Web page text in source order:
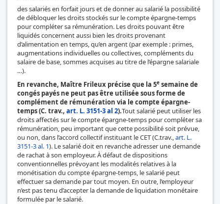
des salariés en forfait jours et de donner au salarié la possibilité
de débloquer les droits stockés sur le compte épargne-temps
pour compléter sa rémunération. Les droits pouvant être
liquidés concernent aussi bien les droits provenant
d’alimentation en temps, qu’en argent (par exemple : primes,
augmentations individuelles ou collectives, compléments du
salaire de base, sommes acquises au titre de l’épargne salariale
…).
En revanche, Maître Frileux précise que la 5e semaine de
congés payés ne peut pas être utilisée sous forme de
complément de rémunération via le compte épargne-
temps (C. trav., art. L. 3151-3 al 2).Tout salarié peut utiliser les
droits affectés sur le compte épargne-temps pour compléter sa
rémunération, peu important que cette possibilité soit prévue,
ou non, dans l’accord collectif instituant le CET (C.trav.,art. L.
3151-3 al. 1). Le salarié doit en revanche adresser une demande
de rachat à son employeur. À défaut de dispositions
conventionnelles prévoyant les modalités relatives à la
monétisation du compte épargne-temps, le salarié peut
effectuer sa demande par tout moyen. En outre, l’employeur
n’est pas tenu d’accepter la demande de liquidation monétaire
formulée par le salarié.